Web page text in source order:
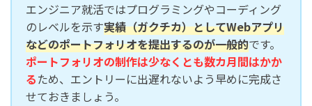
エンジニア就活ではプログラミングやコーディング
のレベルを示す実績（ガクチカ）としてWebアプリ
などのポートフォリオを提出するのが一般的です。
ポートフォリオの制作は少なくとも数カ月間はかか
るため、エントリーに出遅れないよう早めに完成さ
せておきましょう。